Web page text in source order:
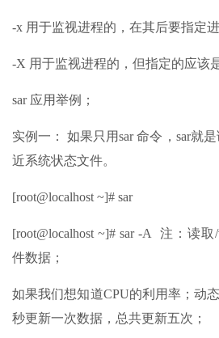
-x 用于监视进程的，在其后要指定
-X 用于监视进程的，但指定的应该
sar 应用举例；
实例一： 如果只用sar 命令，sar就
近系统状态文件。
[root@localhost ~]# sar
[root@localhost ~]# sar -A 注：读
件数据；
如果我们想知道CPU的利用率；动
秒更新一次数据，总共更新五次；